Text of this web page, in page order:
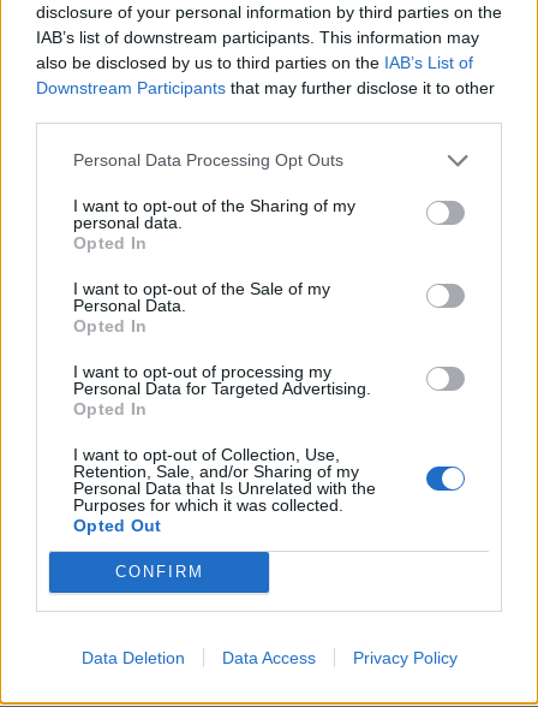
disclosure of your personal information by third parties on the
IAB’s list of downstream participants. This information may
also be disclosed by us to third parties on the IAB’s List of
Downstream Participants that may further disclose it to other
Personal Data Processing Opt Outs
I want to opt-out of the Sharing of my
personal data.
Opted In
I want to opt-out of the Sale of my
Personal Data.
Opted In
I want to opt-out of processing my
Personal Data for Targeted Advertising.
Opted In
I want to opt-out of Collection, Use,
Retention, Sale, and/or Sharing of my
Personal Data that Is Unrelated with the
Purposes for which it was collected.
Opted Out
CONFIRM
Data Deletion Data Access Privacy Policy
λούτρινο… ever!
BY ΧΡΙΣΤΊΝΑ ΧΑΤΖΗΜΑΝΏΛΗ 31/10/2016
Το Pokemon franchise μας έχει προσφέρει πολλές
χαρούμενες αναμνήσεις και το μόνο βέβαιο είναι ότι θα
συναντήσουμε πολλές φορές ακόμα…
Πρόβλεψη για ένα δισεκατομμύριο
downloads για το Super Mario Run!
ΠΈΤΡΟΣ ΚΥΠΡΑΊΟΣ 12/09/2016
event σίγουρα ήταν μία από τις πιο ευχάριστες εκπλήξεις